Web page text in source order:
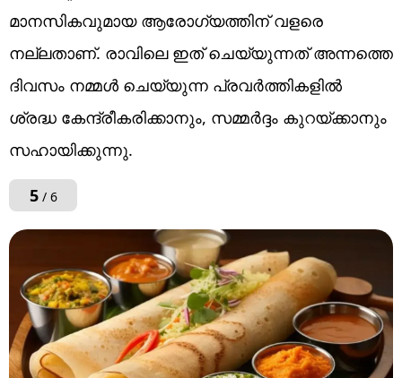
മാനസികവുമായ ആരോഗ്യത്തിന് വളരെ
നല്ലതാണ്. രാവിലെ ഇത് ചെയ്യുന്നത് അന്നത്തെ
ദിവസം നമ്മൾ ചെയ്യുന്ന പ്രവർത്തികളിൽ
ശ്രദ്ധ കേന്ദ്രീകരിക്കാനും, സമ്മർദ്ദം കുറയ്ക്കാനും
സഹായിക്കുന്നു.
5/ 6